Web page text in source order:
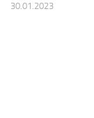
30.01.2023